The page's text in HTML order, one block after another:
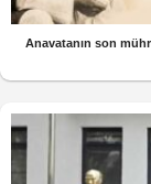
Anavatanın son